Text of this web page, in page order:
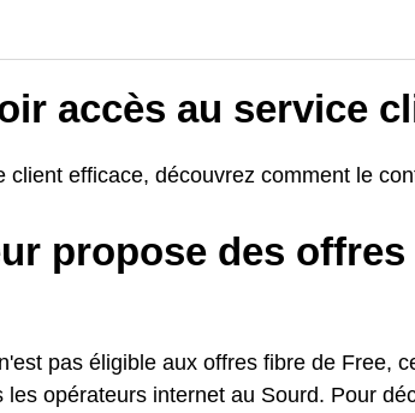
accès au service
client efficace, découvrez comment le
propose des
pas éligible aux offres fibre de Free,
opérateurs internet au Sourd. Pour